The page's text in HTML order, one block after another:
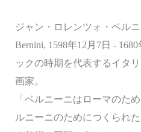
ジャン・ロレンツォ・ベル
Bernini, 1598年12月7日 -
ックの時期を代表するイタ
画家。
「ベルニーニはローマのた
ルニーニのためにつくられ